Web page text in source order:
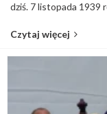
dziś. 7 listopada 1939
Czytaj więcej